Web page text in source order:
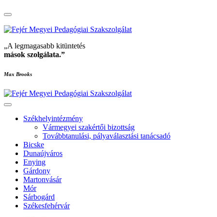
„A legmagasabb kitüntetés
mások szolgálata.”
Max Brooks
Székhelyintézmény
Vármegyei szakértői bizottság
Továbbtanulási, pályaválasztási tanácsadó
Bicske
Dunaújváros
Enying
Gárdony
Martonvásár
Mór
Sárbogárd
Székesfehérvár